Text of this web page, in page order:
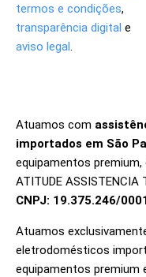
termos e condições,
transparência digital e
aviso legal.
Atuamos com
importados em São
equipamentos
ATITUDE ASSISTENCIA
CNPJ: 19.375.246/
Atuamos
eletrodomésticos
equipamentos premium